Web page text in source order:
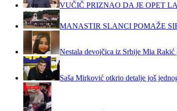
VUČIČ PRIZNAO DA JE OPET
MANASTIR SLANCI POMAŽE
Nestala devojčica iz Srbije Mia
Saša Mirković otkrio detalje još